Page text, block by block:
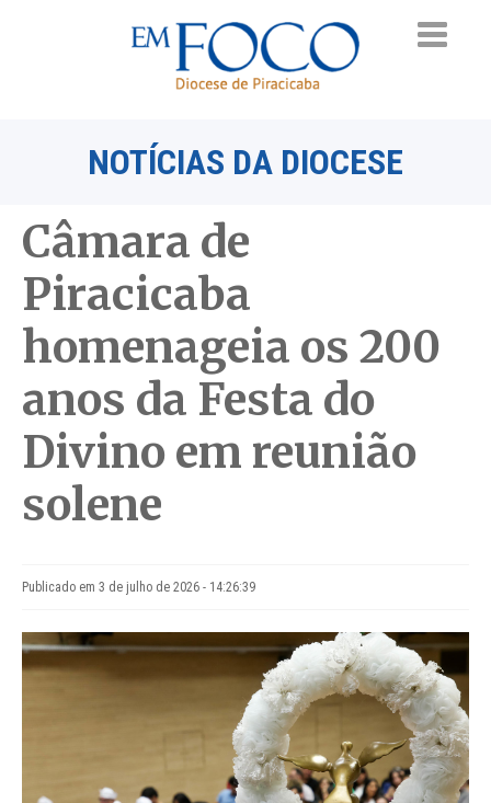
NOTÍCIAS DA DIOCESE
Câmara de
Piracicaba
homenageia os 200
anos da Festa do
Divino em reunião
solene
Publicado em 3 de julho de 2026 - 14:26:39